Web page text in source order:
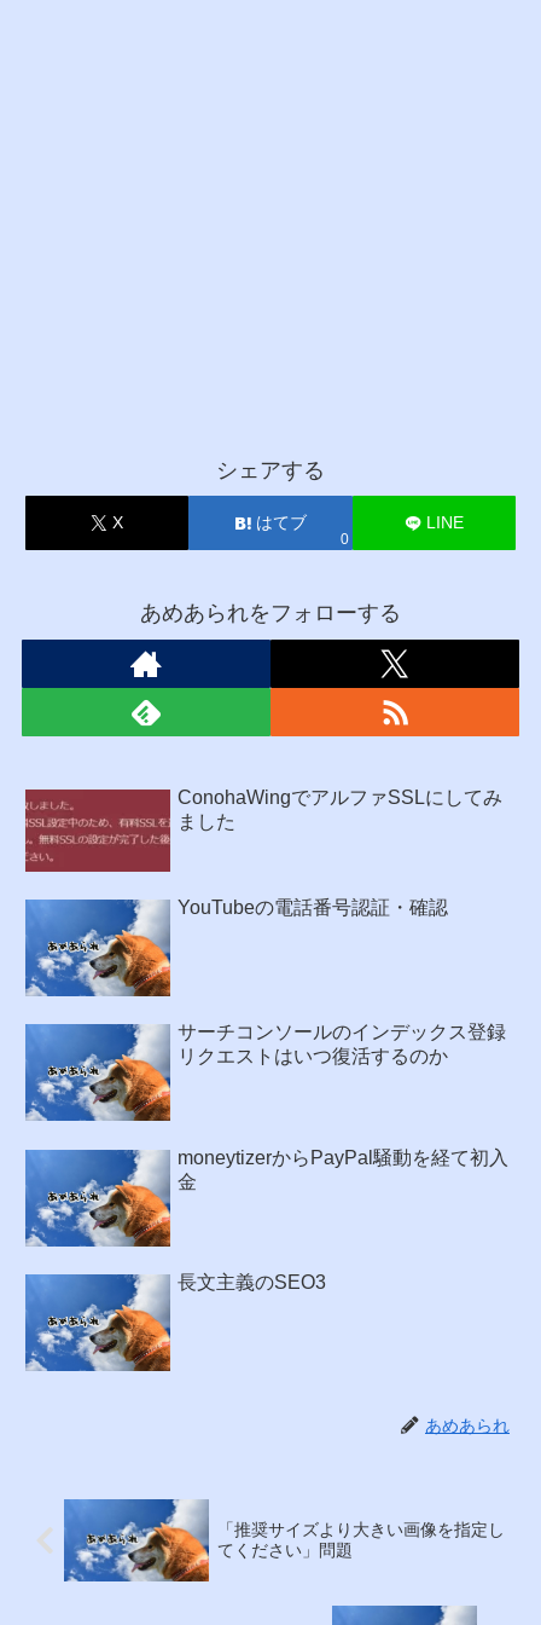
シェアする
X はてブ
0
LINE
あめあられをフォローする
ConohaWingでアルファSSLにしてみ
ました
YouTubeの電話番号認証・確認
サーチコンソールのインデックス登録
リクエストはいつ復活するのか
moneytizerからPayPal騒動を経て初入
金
長文主義のSEO3
あめあられ
「推奨サイズより大きい画像を指定し
てください」問題